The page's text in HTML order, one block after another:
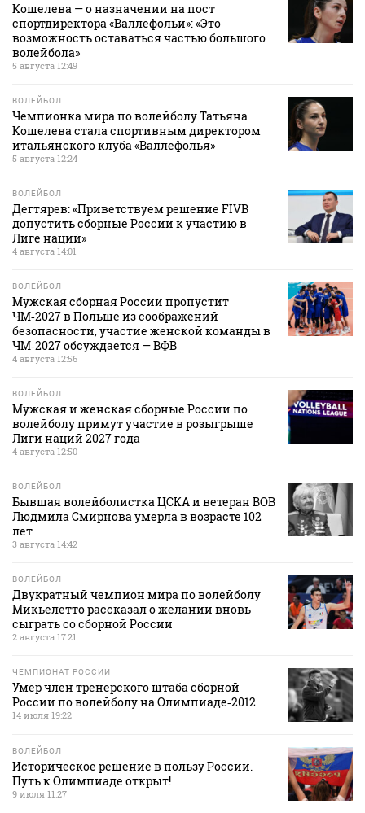
Кошелева — о назначении на пост
спортдиректора «Валлефольи»: «Это
возможность оставаться частью большого
волейбола»
5 августа 12:49
ВОЛЕЙБОЛ
Чемпионка мира по волейболу Татьяна
Кошелева стала спортивным директором
итальянского клуба «Валлефолья»
5 августа 12:24
ВОЛЕЙБОЛ
Дегтярев: «Приветствуем решение FIVB
допустить сборные России к участию в
Лиге наций»
4 августа 14:01
ВОЛЕЙБОЛ
Мужская сборная России пропустит
ЧМ‑2027 в Польше из соображений
безопасности, участие женской команды в
ЧМ‑2027 обсуждается — ВФВ
4 августа 12:56
ВОЛЕЙБОЛ
Мужская и женская сборные России по
волейболу примут участие в розыгрыше
Лиги наций 2027 года
4 августа 12:50
ВОЛЕЙБОЛ
Бывшая волейболистка ЦСКА и ветеран ВОВ
Людмила Смирнова умерла в возрасте 102
лет
3 августа 14:42
ВОЛЕЙБОЛ
Двукратный чемпион мира по волейболу
Микьелетто рассказал о желании вновь
сыграть со сборной России
2 августа 17:21
ЧЕМПИОНАТ РОССИИ
Умер член тренерского штаба сборной
России по волейболу на Олимпиаде‑2012
14 июля 19:22
ВОЛЕЙБОЛ
Историческое решение в пользу России.
Путь к Олимпиаде открыт!
9 июля 11:27